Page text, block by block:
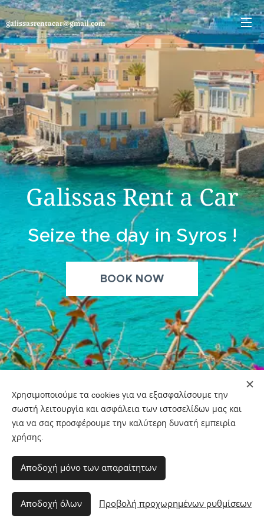
galissasrentacar@gmail.com
Galissas Rent a Car
Seize the day in Syros !
BOOK NOW
Galissas Rent ACar, Poseidonia 841 00, Syros, Greece, +30
Υλοποιήθηκε από τηWebnode Cookies
Χρησιμοποιούμε τα cookies για να εξασφαλίσουμε την
σωστή λειτουργία και ασφάλεια των ιστοσελίδων μας και
για να σας προσφέρουμε την καλύτερη δυνατή εμπειρία
χρήσης.
Αποδοχή μόνο των απαραίτητων
Αποδοχή όλων Προβολή προχωρημένων ρυθμίσεων